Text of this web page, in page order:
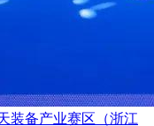
装备产业赛区（浙江